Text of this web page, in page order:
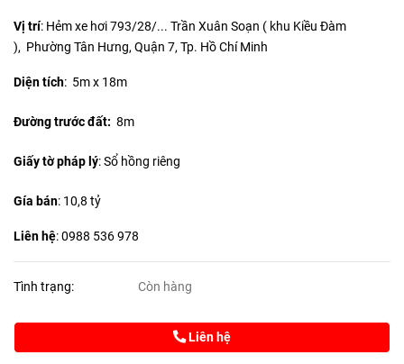
Vị trí: Hẻm xe hơi 793/28/... Trần Xuân Soạn ( khu Kiều Đàm
), Phường Tân Hưng, Quận 7, Tp. Hồ Chí Minh
Diện tích: 5m x 18m
Đường trước đất: 8m
Giấy tờ pháp lý: Sổ hồng riêng
Gía bán: 10,8 tỷ
Liên hệ: 0988 536 978
Tình trạng: Còn hàng
Liên hệ